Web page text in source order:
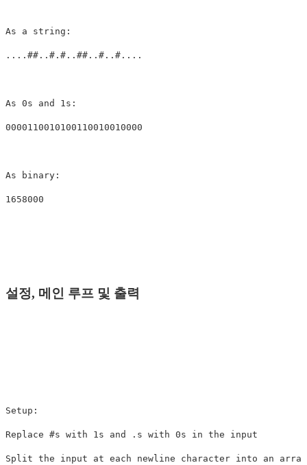
As a string:
....##..#.#..##..#..#....
As 0s and 1s:
0000110010100110010010000
As binary:
설정, 메인 루프 및 출력
Setup:
Replace #s with 1s and .s with 0s in the input
Split the input at each newline character into an